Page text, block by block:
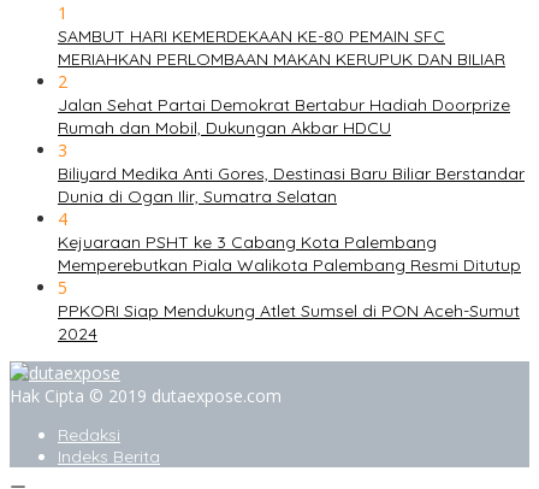
1
SAMBUT HARI KEMERDEKAAN KE-80 PEMAIN SFC
MERIAHKAN PERLOMBAAN MAKAN KERUPUK DAN BILIAR
2
Jalan Sehat Partai Demokrat Bertabur Hadiah Doorprize
Rumah dan Mobil, Dukungan Akbar HDCU
3
Biliyard Medika Anti Gores, Destinasi Baru Biliar Berstandar
Dunia di Ogan Ilir, Sumatra Selatan
4
Kejuaraan PSHT ke 3 Cabang Kota Palembang
Memperebutkan Piala Walikota Palembang Resmi Ditutup
5
PPKORI Siap Mendukung Atlet Sumsel di PON Aceh-Sumut
2024
Hak Cipta © 2019 dutaexpose.com
Redaksi
Indeks Berita